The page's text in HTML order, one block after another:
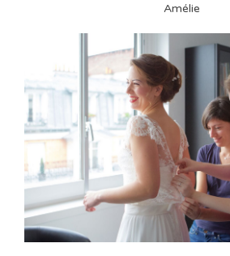
Amélie